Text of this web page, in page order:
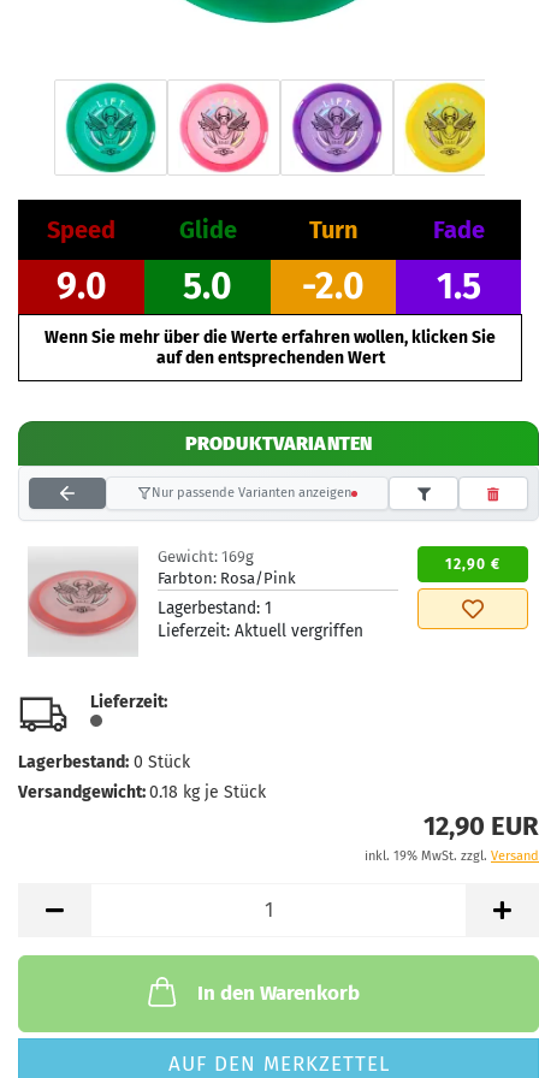
Speed Glide Turn Fade
9.0 5.0 -2.0 1.5
Wenn Sie mehr über die Werte erfahren wollen, klicken Sie
auf den entsprechenden Wert
PRODUKTVARIANTEN
Nur passende Varianten anzeigen
Gewicht: 169g
Farbton: Rosa/Pink
Lagerbestand: 1
Lieferzeit: Aktuell vergriffen
12,90 €
Lieferzeit:
Lagerbestand: 0 Stück
Versandgewicht:0.18 kg je Stück
12,90 EUR
inkl. 19% MwSt. zzgl. Versand
In den Warenkorb
AUF DEN MERKZETTEL